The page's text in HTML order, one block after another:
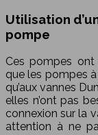
Utilisation
pompe
Ces pompes
que les pompes
qu’aux vannes
elles n’ont pas
connexion sur la
attention à ne